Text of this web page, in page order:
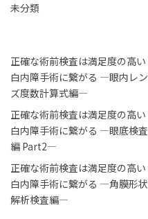
未分類
正確な術前検査は満足度の高い
白内障手術に繋がる ―眼内レン
ズ度数計算式編―
正確な術前検査は満足度の高い
白内障手術に繋がる ―眼底検査
編 Part2―
正確な術前検査は満足度の高い
白内障手術に繋がる ―角膜形状
解析検査編―